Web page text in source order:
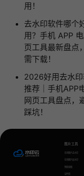
用！
去水印软件哪个
用？手机 APP
页工具最新盘点
需下载！
2026好用去水
推荐｜手机APP
网页工具盘点，
踩坑！
图片工具
在线图片去水印
在线图片加水印
智能抠图
证件照